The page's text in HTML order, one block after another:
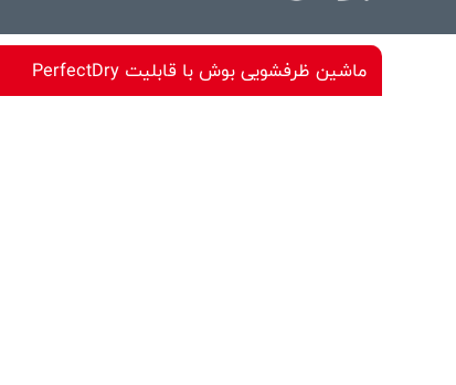
ماشین ظرفشویی بوش با قابلیت PerfectDry